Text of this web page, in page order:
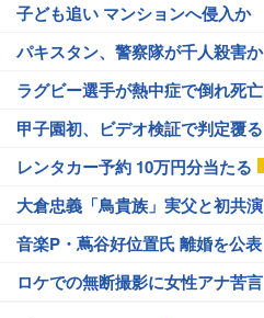
子ども追い マンションへ侵入か
パキスタン、警察隊が千人殺害か
ラグビー選手が熱中症で倒れ死亡
甲子園初、ビデオ検証で判定覆る
レンタカー予約 10万円分当たる
大倉忠義「鳥貴族」実父と初共演
音楽P・蔦谷好位置氏 離婚を公表
ロケでの無断撮影に女性アナ苦言